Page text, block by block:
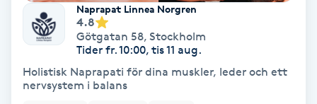
Japansk massage
K18
Naprapat Linnea Norgren
4.8
Götgatan 58, Stockholm
Tider fr. 10:00, tis 11 aug.
Holistisk Naprapati för dina muskler, leder och ett
nervsystem i balans